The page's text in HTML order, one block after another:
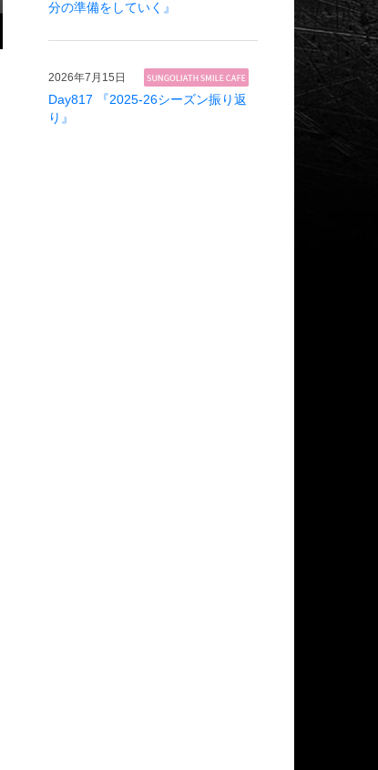
分の準備をしていく』
2026年7月15日
Day817 『2025-26シーズン振り返
り』